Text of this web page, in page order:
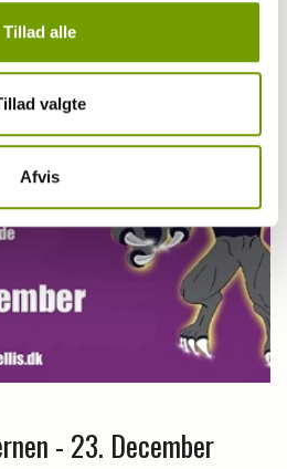
Tillad alle
valgte
Afvis
- 24. December
- 23. December